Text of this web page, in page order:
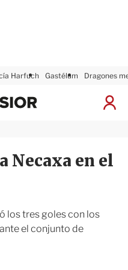
Harfuch Gastélum Dragones
I
i
a
x
i
Necaxa en el
los tres goles con los
el conjunto de